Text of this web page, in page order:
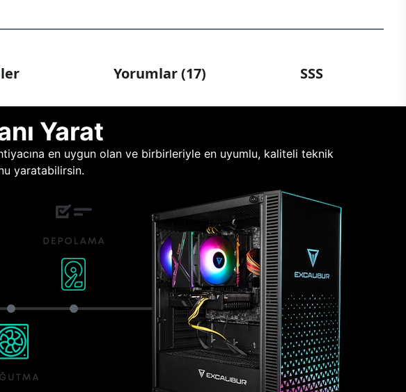
Yorumlar (17) SSS
Yarat
en uygun olan ve birbirleriyle en uyumlu, kaliteli teknik
yaratabilirsin.